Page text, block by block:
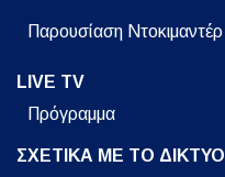
Παρουσίαση Ντοκιμαντέρ
LIVE TV
Πρόγραμμα
ΣΧΕΤΙΚΑ ΜΕ ΤΟ ΔΙΚΤΥΟ